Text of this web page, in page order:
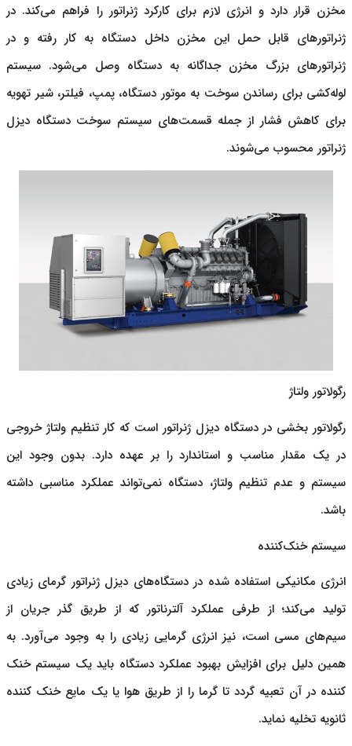
مخزن قرار دارد و انرژی لازم برای کارکرد ژنراتور را فراهم می‌کند. در
ژنراتورهای قابل حمل این مخزن داخل دستگاه به کار رفته و در
ژنراتورهای بزرگ مخزن جداگانه به دستگاه وصل می‌شود. سیستم
لوله‌کشی برای رساندن سوخت به موتور دستگاه، پمپ، فیلتر، شیر تهویه
برای کاهش فشار از جمله قسمت‌های سیستم سوخت دستگاه دیزل
ژنراتورمحسوب می‌شوند.
رگولاتور ولتاژ
رگولاتور بخشی در دستگاه دیزل ژنراتوراست که کار تنظیم ولتاژ خروجی
در یک مقدار مناسب و استاندارد را بر عهده دارد. بدون وجود این
سیستم و عدم تنظیم ولتاژ، دستگاه نمی‌تواند عملکرد مناسبی داشته
باشد.
سیستم خنک‌کننده
انرژی مکانیکی استفاده شده در دستگاه‌های دیزل ژنراتورگرمای زیادی
تولید می‌کند؛ از طرفی عملکرد آلترناتور که از طریق گذر جریان از
سیم‌های مسی است، نیز انرژی گرمایی زیادی را به وجود می‌آورد. به
همین دلیل برای افزایش بهبود عملکرد دستگاه باید یک سیستم خنک
کننده در آن تعبیه گردد تا گرما را از طریق هوا یا یک مایع خنک کننده
ثانویه تخلیه نماید.